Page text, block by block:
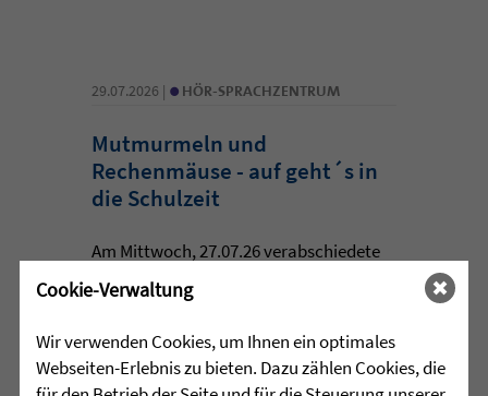
29.07.2026 | • HÖR-SPRACHZENTRUM
Mutmurmeln und
Rechenmäuse - auf geht´s in
die Schulzeit
Am Mittwoch, 27.07.26 verabschiedete
das Team des Schulkindergartens der
Leopoldschule in Altshausen die
Vorschüler mit einer bunten und
emotionalen ...
Cookie-Verwaltung
Wir verwenden Cookies, um Ihnen ein optimales
Webseiten-Erlebnis zu bieten. Dazu zählen Cookies, die